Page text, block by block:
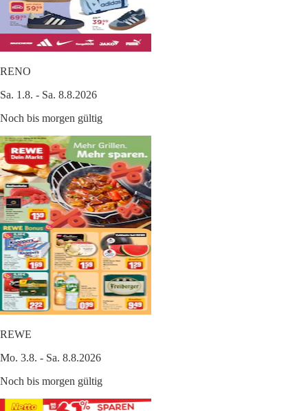
RENO
Sa. 1.8. - Sa. 8.8.2026
Noch bis morgen gültig
REWE
Mo. 3.8. - Sa. 8.8.2026
Noch bis morgen gültig